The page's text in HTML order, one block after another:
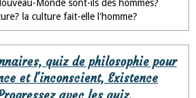
Monde sont-ils des hommes?
la culture fait-elle l'homme?
quiz de philosophie pour
et l'inconscient, Existence
avec les quiz,